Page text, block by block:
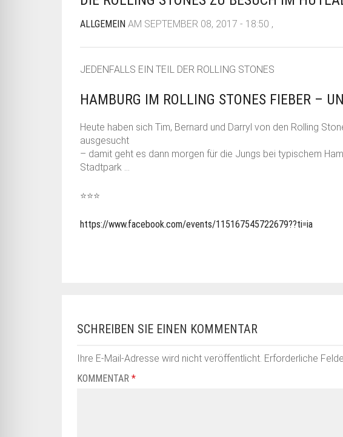
ALLGEMEIN AM SEPTEMBER 08, 2017 - 18:50 ,
JEDENFALLS EIN TEIL DER ROLLING STONES
HAMBURG IM ROLLING STONES FIEBER –
Heute haben sich Tim, Bernard und Darryl von den Rolling
ausgesucht
– damit geht es dann morgen für die Jungs bei typischem
Stadtpark …
⭐️⭐️⭐️
https://www.facebook.com/events/115167545722679??ti=ia
SCHREIBEN SIE EINEN KOMMENTAR
Ihre E-Mail-Adresse wird nicht veröffentlicht. Erforderliche
KOMMENTAR *